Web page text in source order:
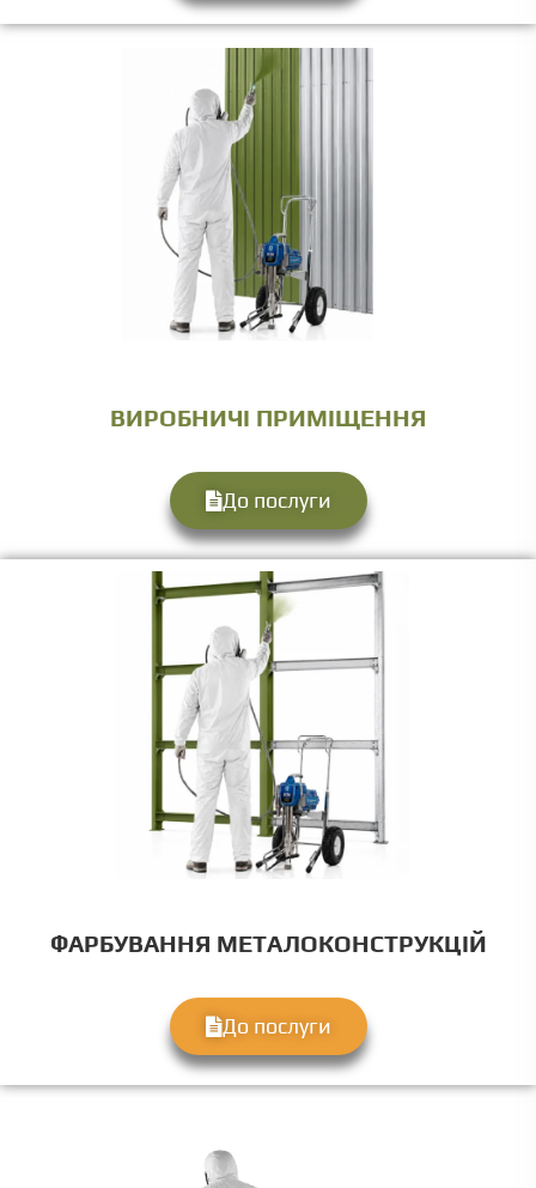
ВИРОБНИЧІ ПРИМІЩЕННЯ
До послуги
ФАРБУВАННЯ МЕТАЛОКОНСТРУКЦІЙ
До послуги